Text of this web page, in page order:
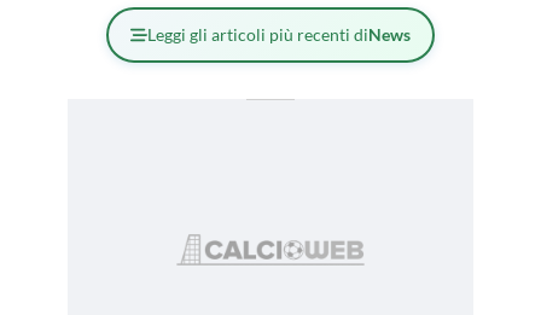
Leggi gli articoli più recenti diNews